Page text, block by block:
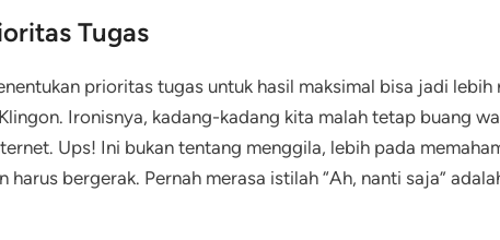
Tugas
prioritas tugas untuk hasil maksimal bisa jadi lebih
Ironisnya, kadang-kadang kita malah tetap buang
Ups! Ini bukan tentang menggila, lebih pada
harus bergerak. Pernah merasa istilah “Ah, nanti saja”